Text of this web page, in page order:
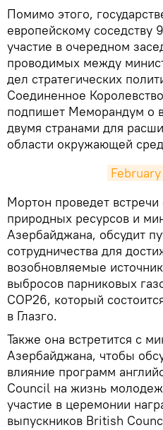
Помимо этого,
европейскому соседству
участие в очередном
проводимых между
дел стратегических
Соединенное
подпишет Меморандум о
двумя странами для
области окружающей
​Мортон проведет
природных ресурсов и
Азербайджана, обсудит
сотрудничества для
возобновляемые
выбросов парниковых
COP26, который
в Глазго.
Также она встретится с
Азербайджана, чтобы
влияние программ
Council на жизнь
участие в церемонии
выпускников British